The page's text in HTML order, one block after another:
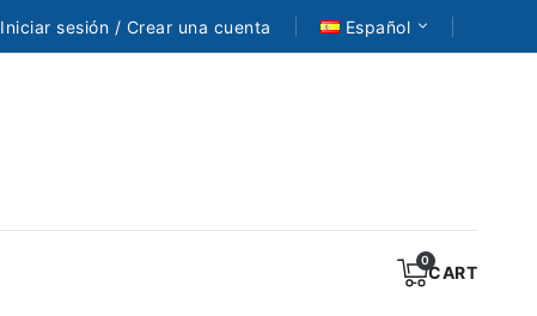
Iniciar sesión / Crear una cuenta Español
CART